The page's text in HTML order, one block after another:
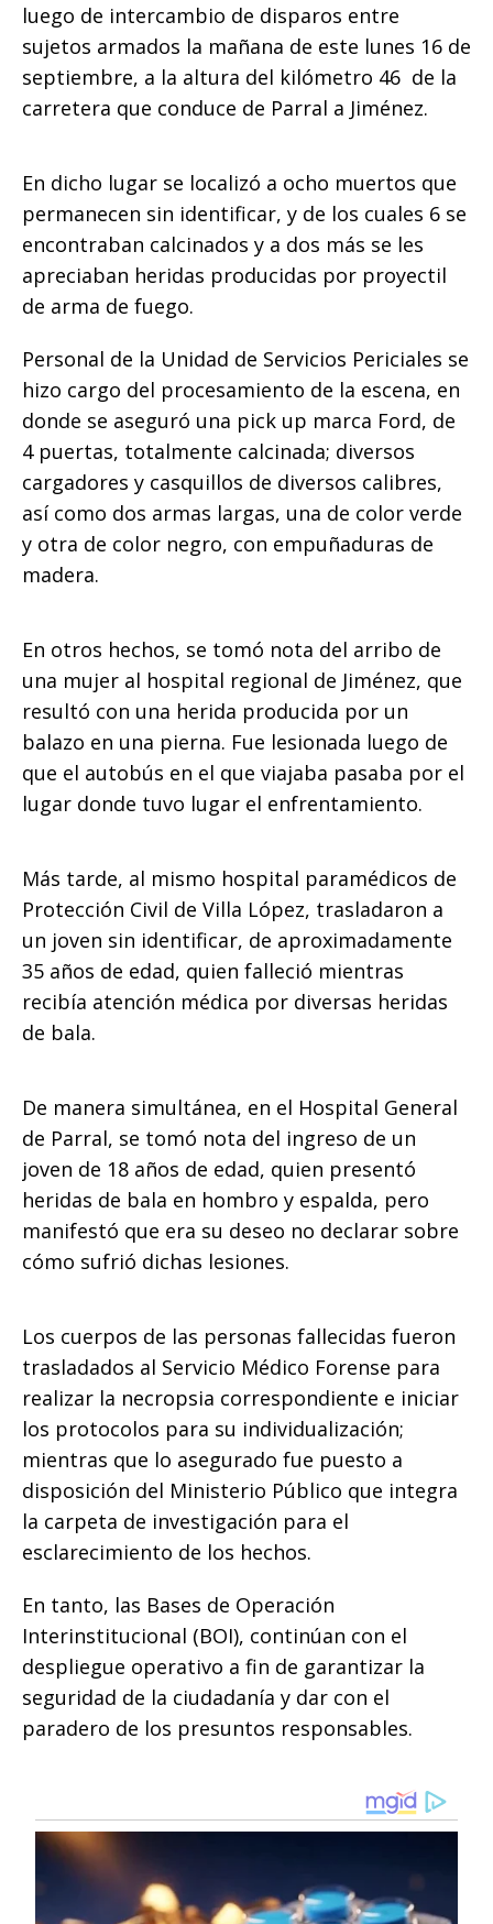
luego de intercambio de disparos entre
sujetos armados la mañana de este lunes 16 de
septiembre, a la altura del kilómetro 46 de la
carretera que conduce de Parral a Jiménez.
En dicho lugar se localizó a ocho muertos que
permanecen sin identificar, y de los cuales 6 se
encontraban calcinados y a dos más se les
apreciaban heridas producidas por proyectil
de arma de fuego.
Personal de la Unidad de Servicios Periciales se
hizo cargo del procesamiento de la escena, en
donde se aseguró una pick up marca Ford, de
4 puertas, totalmente calcinada; diversos
cargadores y casquillos de diversos calibres,
así como dos armas largas, una de color verde
y otra de color negro, con empuñaduras de
madera.
En otros hechos, se tomó nota del arribo de
una mujer al hospital regional de Jiménez, que
resultó con una herida producida por un
balazo en una pierna. Fue lesionada luego de
que el autobús en el que viajaba pasaba por el
lugar donde tuvo lugar el enfrentamiento.
Más tarde, al mismo hospital paramédicos de
Protección Civil de Villa López, trasladaron a
un joven sin identificar, de aproximadamente
35 años de edad, quien falleció mientras
recibía atención médica por diversas heridas
de bala.
De manera simultánea, en el Hospital General
de Parral, se tomó nota del ingreso de un
joven de 18 años de edad, quien presentó
heridas de bala en hombro y espalda, pero
manifestó que era su deseo no declarar sobre
cómo sufrió dichas lesiones.
Los cuerpos de las personas fallecidas fueron
trasladados al Servicio Médico Forense para
realizar la necropsia correspondiente e iniciar
los protocolos para su individualización;
mientras que lo asegurado fue puesto a
disposición del Ministerio Público que integra
la carpeta de investigación para el
esclarecimiento de los hechos.
En tanto, las Bases de Operación
Interinstitucional (BOI), continúan con el
despliegue operativo a fin de garantizar la
seguridad de la ciudadanía y dar con el
paradero de los presuntos responsables.